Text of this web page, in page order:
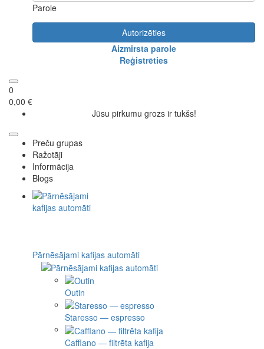
Parole
Autorizēties
Aizmirsta parole
Reģistrēties
0
0,00 €
Jūsu pirkumu grozs ir tukšs!
Preču grupas
Ražotāji
Informācija
Blogs
Pārnēsājami kafijas automāti
Outin
Staresso — espresso
Cafflano — filtrēta kafija